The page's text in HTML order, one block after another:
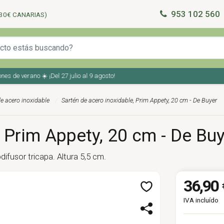
CANARIAS) 953 102 560
verano ☀️ ¡Del 27 julio al 9 agosto!
acero inoxidable Sartén de acero inoxidable, Prim Appety, 20 cm - De Buyer
Appety, 20 cm - De
tricapa. Altura 5,5 cm.
36,90
IVA incluído